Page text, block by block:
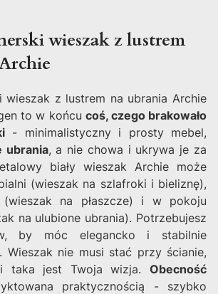
wieszak z lustrem
wieszak z lustrem na ubrania Archie
to w końcu coś, czego brakowało
- minimalistyczny i prosty mebel,
ubrania, a nie chowa i ukrywa je za
biały wieszak Archie może
(wieszak na szlafroki i bieliznę),
na płaszcze) i w pokoju
na ulubione ubrania). Potrzebujesz
by móc elegancko i stabilnie
Wieszak nie musi stać przy ścianie,
taka jest Twoja wizja. Obecność
praktycznością - szybko